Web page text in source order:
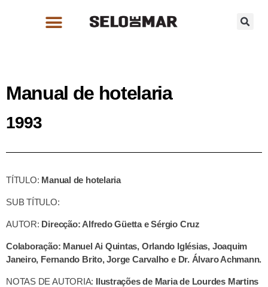
Manual de hotelaria
1993
TÍTULO: Manual de hotelaria
SUB TÍTULO:
AUTOR: Direcção: Alfredo Güetta e Sérgio Cruz
Colaboração: Manuel Ai Quintas, Orlando Iglésias, Joaquim
Janeiro, Fernando Brito, Jorge Carvalho e Dr. Álvaro Achmann.
NOTAS DE AUTORIA: Ilustrações de Maria de Lourdes Martins